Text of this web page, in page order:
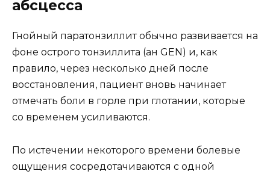
абсцесса
Гнойный паратонзиллит обычно развивается на
фоне острого тонзиллита (ан GEN) и, как
правило, через несколько дней после
восстановления, пациент вновь начинает
отмечать боли в горле при глотании, которые
со временем усиливаются.
По истечении некоторого времени болевые
ощущения сосредотачиваются с одной